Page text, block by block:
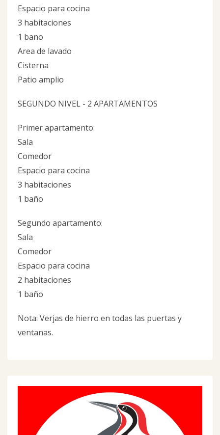
Espacio para cocina
3 habitaciones
1 bano
Area de lavado
Cisterna
Patio amplio
SEGUNDO NIVEL - 2 APARTAMENTOS
Primer apartamento:
Sala
Comedor
Espacio para cocina
3 habitaciones
1 baño
Segundo apartamento:
Sala
Comedor
Espacio para cocina
2 habitaciones
1 baño
Nota: Verjas de hierro en todas las puertas y
ventanas.